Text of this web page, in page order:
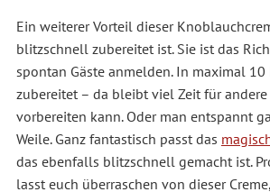
Ein weiterer Vorteil dieser
blitzschnell zubereitet ist. Sie ist das
spontan Gäste anmelden. In maximal
zubereitet – da bleibt viel Zeit für andere
vorbereiten kann. Oder man entspannt
Weile. Ganz fantastisch passt das
das ebenfalls blitzschnell gemacht ist.
lasst euch überraschen von dieser